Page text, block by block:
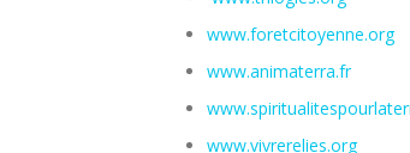
www.foretcitoyenne.org
www.animaterra.fr
www.vivrerelies.org